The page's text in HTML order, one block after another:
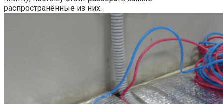
распространённые из них.